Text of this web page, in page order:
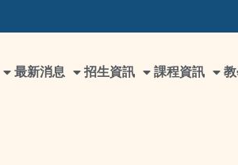
最新消息 招生資訊 課程資訊